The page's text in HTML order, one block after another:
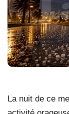
La nuit de ce